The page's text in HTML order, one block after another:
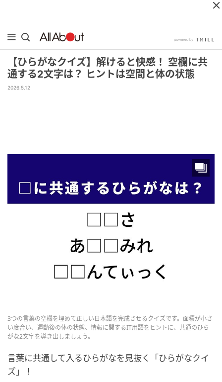
【ひらがなクイズ】解けると快感！ 空欄に共
通する2文字は？ ヒントは空間と体の状態
2026.5.12
3つの言葉の空欄を埋めて正しい日本語を完成させるクイズです。面積が小さ
い度合い、運動後の体の状態、情報に関するIT用語をヒントに、共通のひら
がな2文字を導き出しましょう。
言葉に共通して入るひらがなを見抜く「ひらがなクイ
ズ」！